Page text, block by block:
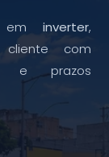
em inverter,
com
e prazos